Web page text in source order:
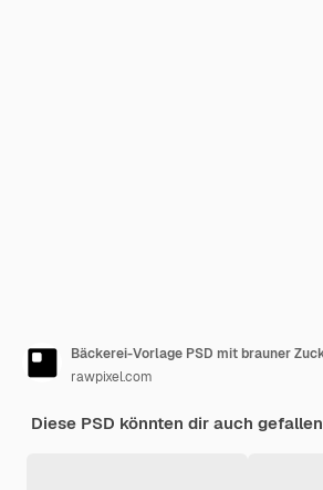
rawpixel.com
Diese PSD könnten dir auch gefallen